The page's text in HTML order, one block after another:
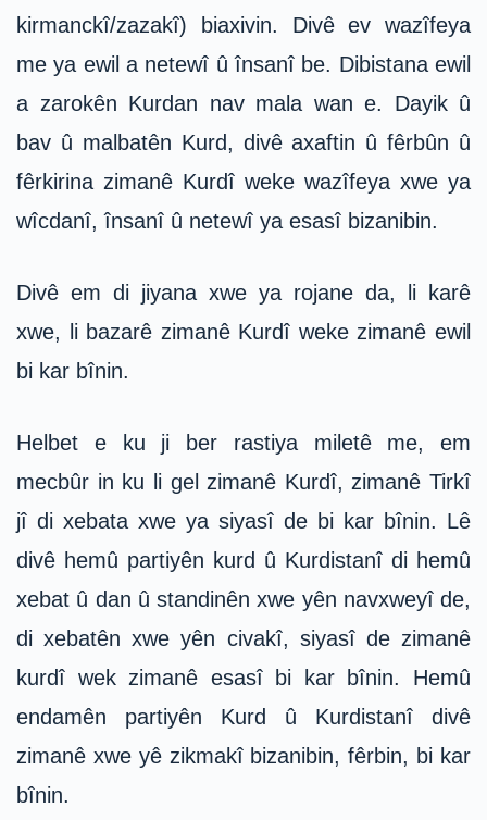
kirmanckî/zazakî) biaxivin. Divê ev wazîfeya
me ya ewil a netewî û însanî be. Dibistana ewil
a zarokên Kurdan nav mala wan e. Dayik û
bav û malbatên Kurd, divê axaftin û fêrbûn û
fêrkirina zimanê Kurdî weke wazîfeya xwe ya
wîcdanî, însanî û netewî ya esasî bizanibin.
Divê em di jiyana xwe ya rojane da, li karê
xwe, li bazarê zimanê Kurdî weke zimanê ewil
bi kar bînin.
Helbet e ku ji ber rastiya miletê me, em
mecbûr in ku li gel zimanê Kurdî, zimanê Tirkî
jî di xebata xwe ya siyasî de bi kar bînin. Lê
divê hemû partiyên kurd û Kurdistanî di hemû
xebat û dan û standinên xwe yên navxweyî de,
di xebatên xwe yên civakî, siyasî de zimanê
kurdî wek zimanê esasî bi kar bînin. Hemû
endamên partiyên Kurd û Kurdistanî divê
zimanê xwe yê zikmakî bizanibin, fêrbin, bi kar
bînin.